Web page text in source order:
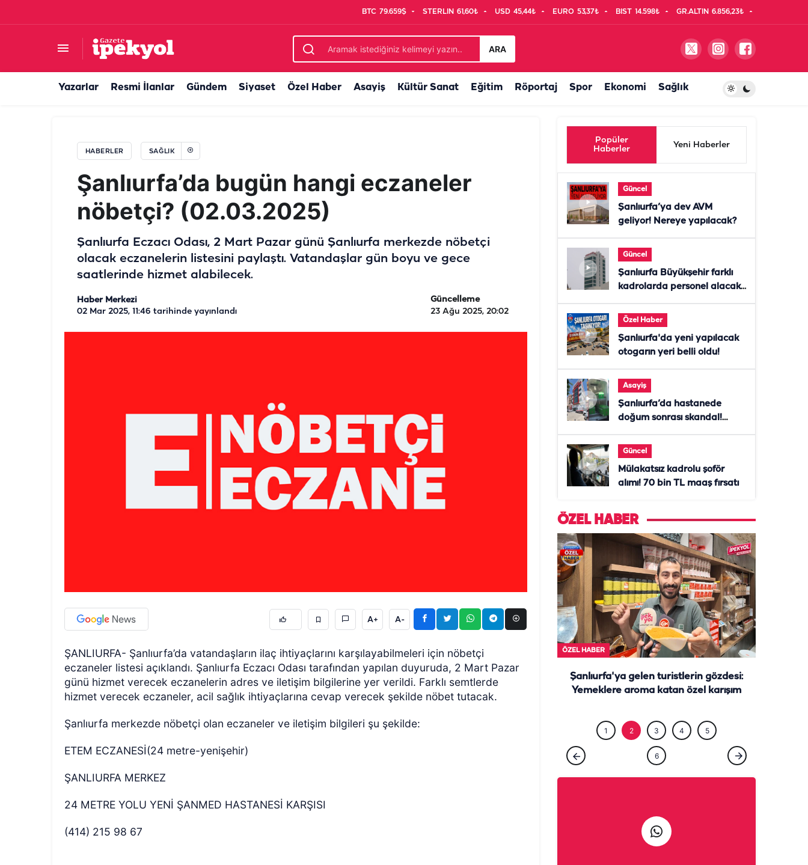
BTC 79.659$ STERLIN 61,60₺ USD 45,44₺ EURO 53,37₺ BIST 14.598₺ GR.ALTIN 6.856,23₺
ARA
Yazarlar Resmi İlanlar Gündem Siyaset Özel Haber Asayiş Kültür Sanat Eğitim Röportaj Spor Ekonomi Sağlık
HABERLER SAĞLIK
Şanlıurfa’da bugün hangi eczaneler
nöbetçi? (02.03.2025)
Şanlıurfa Eczacı Odası, 2 Mart Pazar günü Şanlıurfa merkezde nöbetçi
olacak eczanelerin listesini paylaştı. Vatandaşlar gün boyu ve gece
saatlerinde hizmet alabilecek.
Haber Merkezi
02 Mar 2025, 11:46 tarihinde yayınlandı
Güncelleme
23 Ağu 2025, 20:02
A+ A-
ŞANLIURFA- Şanlıurfa’da vatandaşların ilaç ihtiyaçlarını karşılayabilmeleri için nöbetçi
eczaneler listesi açıklandı. Şanlıurfa Eczacı Odası tarafından yapılan duyuruda, 2 Mart Pazar
günü hizmet verecek eczanelerin adres ve iletişim bilgilerine yer verildi. Farklı semtlerde
hizmet verecek eczaneler, acil sağlık ihtiyaçlarına cevap verecek şekilde nöbet tutacak.
Şanlıurfa merkezde nöbetçi olan eczaneler ve iletişim bilgileri şu şekilde:
ETEM ECZANESİ(24 metre-yenişehir)
ŞANLIURFA MERKEZ
24 METRE YOLU YENİ ŞANMED HASTANESİ KARŞISI
(414) 215 98 67
Popüler
Haberler
Yeni Haberler
Güncel
Şanlıurfa’ya dev AVM
geliyor! Nereye yapılacak?
Güncel
Şanlıurfa Büyükşehir farklı
kadrolarda personel alacak!
Özel Haber
Şanlıurfa'da yeni yapılacak
otogarın yeri belli oldu!
Asayiş
Şanlıurfa’da hastanede
doğum sonrası skandal!
Güncel
Mülakatsız kadrolu şoför
alımı! 70 bin TL maaş fırsatı
ÖZEL HABER
ÖZEL HABER ÖZEL HABER
Şanlıurfa'ya gelen turistlerin gözdesi:
Yemeklere aroma katan özel karışım
1 2 3 4 5
6